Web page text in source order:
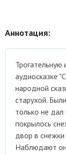
Аннотация:
Трогательную
аудиосказке
народной
старухой.
только не дал
покрылось
двор в
Наблюдают